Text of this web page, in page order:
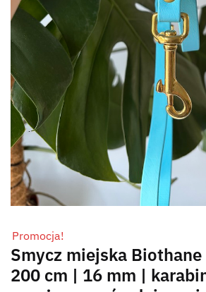
Promocja!
Smycz miejska
200 cm | 16 mm |